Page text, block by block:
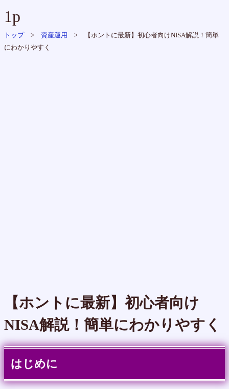
1p
トップ> 資産運用
> 【ホントに最新】初心者向けNISA解説！簡単
にわかりやすく
【ホントに最新】初心者向け
NISA解説！簡単にわかりやすく
はじめに